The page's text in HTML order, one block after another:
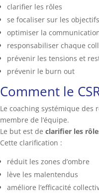
clarifier les rôles
se focaliser sur les
optimiser la
responsabiliser chaque
prévenir les tensions et
prévenir le burn out
Comment le
Le coaching systémique des
membre de l’équipe.
Le but est de clarifier les
Cette clarification :
réduit les zones d’ombre
lève les malentendus
améliore l’efficacité